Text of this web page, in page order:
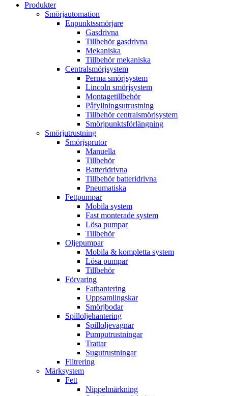
Produkter
Smörjautomation
Enpunktssmörjare
Gasdrivna
Tillbehör gasdrivna
Mekaniska
Tillbehör mekaniska
Centralsmörjsystem
Perma smörjsystem
Lincoln smörjsystem
Montagetillbehör
Påfyllningsutrustning
Tillbehör centralsmörjsystem
Smörjpunktsförlängning
Smörjutrustning
Smörjsprutor
Manuella
Tillbehör
Batteridrivna
Tillbehör batteridrivna
Pneumatiska
Fettpumpar
Mobila system
Fast monterade system
Lösa pumpar
Tillbehör
Oljepumpar
Mobila & kompletta system
Lösa pumpar
Tillbehör
Förvaring
Fathantering
Uppsamlingskar
Smörjbodar
Spilloljehantering
Spilloljevagnar
Pumputrustningar
Trattar
Sugutrustningar
Filtrering
Märksystem
Fett
Nippelmärkning